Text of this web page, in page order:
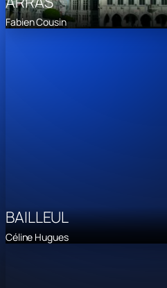
Fabien Cousin
BAILLEUL
Céline Hugues